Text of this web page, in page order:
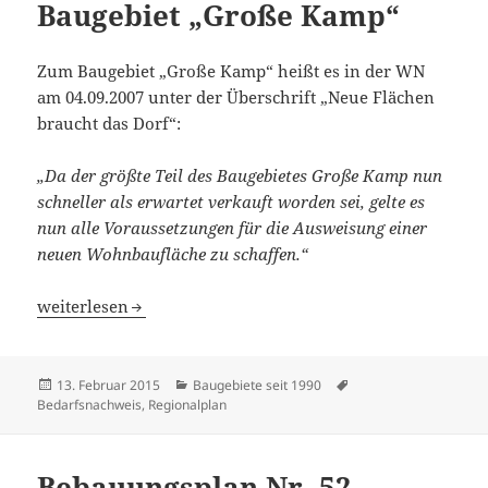
Baugebiet „Große Kamp“
Zum Baugebiet „Große Kamp“ heißt es in der WN
am 04.09.2007 unter der Überschrift „Neue Flächen
braucht das Dorf“:
„Da der größte Teil des Baugebietes Große Kamp nun
schneller als erwartet verkauft worden sei, gelte es
nun alle Voraussetzungen für die Ausweisung einer
neuen Wohnbaufläche zu schaffen.“
Baugebiet „Große Kamp“
weiterlesen
Veröffentlicht
am
13. Februar 2015 Kategorien
Baugebiete seit 1990
Bedarfsnachweis, Regionalplan